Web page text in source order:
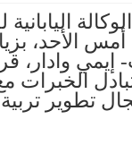
اليابانية
أمس الأحد،
وادار،
الخبرات
تطوير